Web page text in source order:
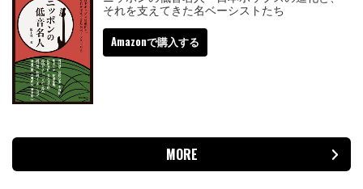
それを支えてきた名ベーシストたち
Amazonで購入する
MORE